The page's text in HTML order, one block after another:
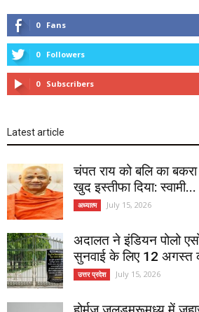
0 Fans
0 Followers
0 Subscribers
Latest article
चंपत राय को बलि का बकरा
खुद इस्तीफा दिया: स्वामी...
अध्यात्म July 15, 2026
अदालत ने इंडियन पोलो
सुनवाई के लिए 12 अगस्त
उत्तर प्रदेश July 15, 2026